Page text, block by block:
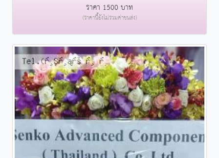
ราคา 1500 บาท
(ราคานี้ยังไม่รวมค่าขนส่ง)